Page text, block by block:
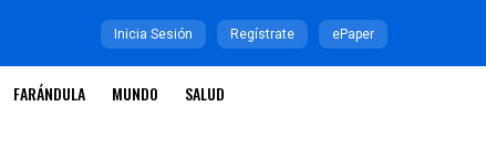
Inicia Sesión Regístrate ePaper
FARÁNDULA MUNDO SALUD